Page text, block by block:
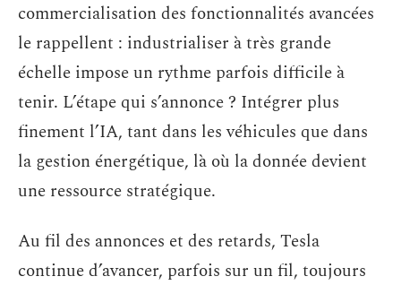
commercialisation des fonctionnalités avancées
le rappellent : industrialiser à très grande
échelle impose un rythme parfois difficile à
tenir. L’étape qui s’annonce ? Intégrer plus
finement l’IA, tant dans les véhicules que dans
la gestion énergétique, là où la donnée devient
une ressource stratégique.
Au fil des annonces et des retards, Tesla
continue d’avancer, parfois sur un fil, toujours